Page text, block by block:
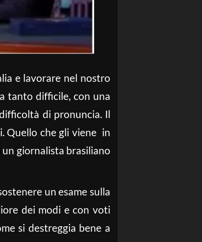
e lavorare nel nostro
tanto difficile, con una
di pronuncia. Il
Quello che gli viene in
giornalista brasiliano
un esame sulla
dei modi e con voti
si destreggia bene a